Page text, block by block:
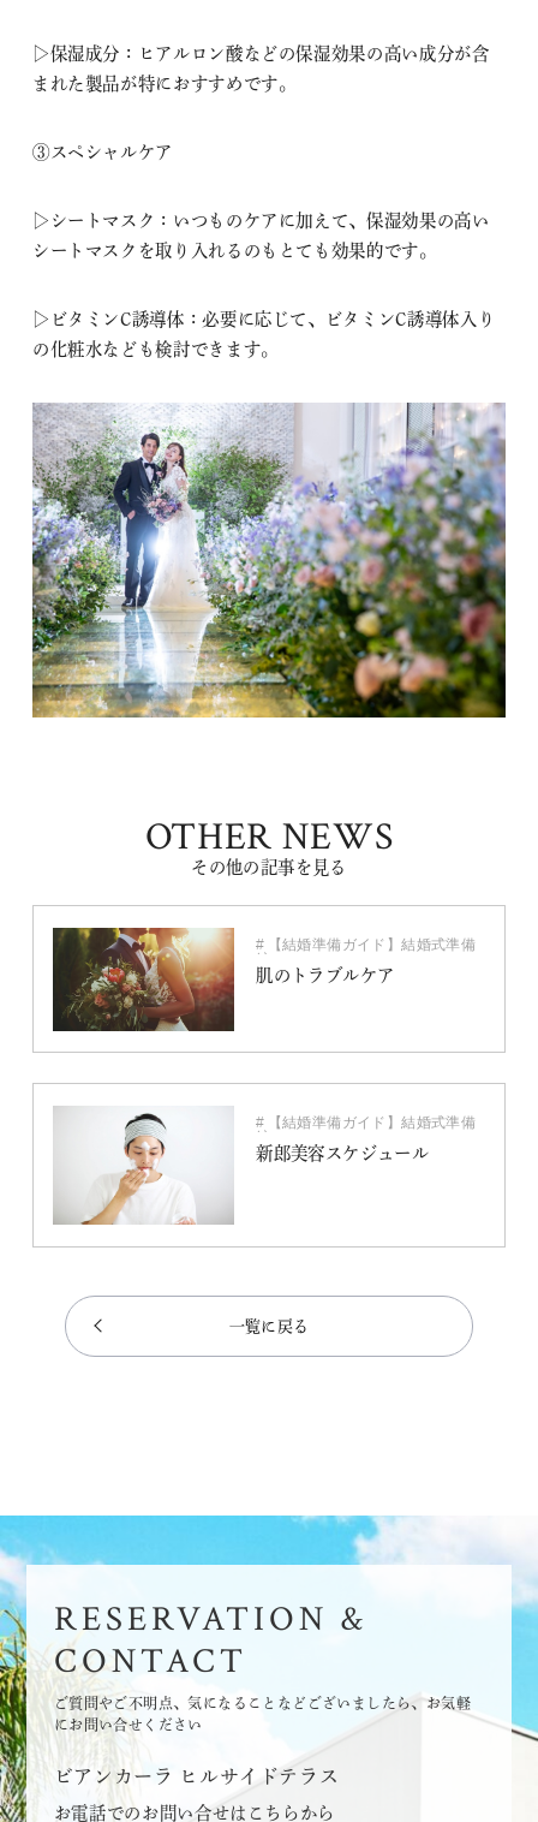
▷保湿成分：ヒアルロン酸などの保湿効果の高い成分が含
まれた製品が特におすすめです。
③スペシャルケア
▷シートマスク：いつものケアに加えて、保湿効果の高い
シートマスクを取り入れるのもとても効果的です。
▷ビタミンC誘導体：必要に応じて、ビタミンC誘導体入り
の化粧水なども検討できます。
OTHER NEWS
その他の記事を見る
【結婚準備ガイド】結婚式準備
編
美容・衣装
肌のトラブルケア
【結婚準備ガイド】結婚式準備
編
美容・衣装
新郎美容スケジュール
一覧に戻る
RESERVATION &
CONTACT
ご質問やご不明点、気になることなどございましたら、お気軽
にお問い合せください
ビアンカーラ ヒルサイドテラス
お電話でのお問い合せはこちらから